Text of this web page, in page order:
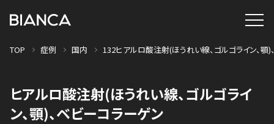
TOP 症例 国内 132ヒアルロ酸注射(ほうれい線、ゴルゴライン、顎
ヒアルロ酸注射(ほうれい線、ゴルゴライ
ン、顎)、ベビーコラーゲン